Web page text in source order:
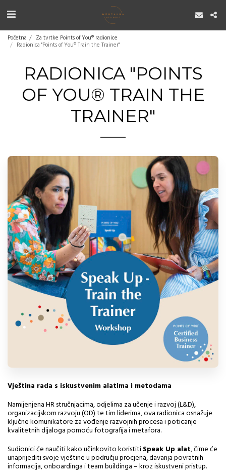
Početna Za tvrtke Points of You® radionice
Radionica "Points of You® Train the Trainer"
RADIONICA "POINTS
OF YOU® TRAIN THE
TRAINER"
Vještina rada s iskustvenim alatima i metodama
Namijenjena HR stručnjacima, odjelima za učenje i razvoj (L&D),
organizacijskom razvoju (OD) te tim liderima, ova radionica osnažuje
ključne komunikatore za vođenje razvojnih procesa i poticanje
kvalitetnih dijaloga pomoću fotografija i metafora.
Sudionici će naučiti kako učinkovito koristitiSpeak Up alat, čime će
unaprijediti svoje vještine u području procjena, davanja povratnih
informacija, onboardinga i team buildinga – kroz iskustveni pristup.